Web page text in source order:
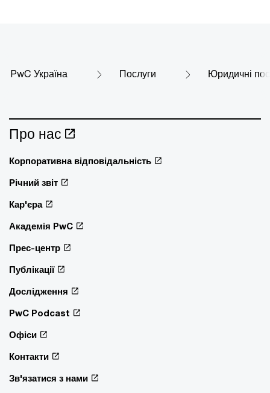
PwC Україна Послуги Юридичні
Про нас
Корпоративна відповідальність
Річний звіт
Кар'єра
Академія PwC
Прес-центр
Публікації
Дослідження
PwC Podcast
Офіси
Контакти
Зв'язатися з нами